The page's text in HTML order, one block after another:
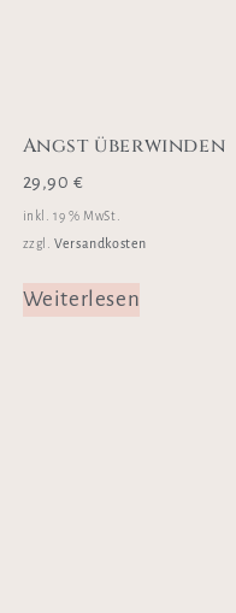
Angst überwinden
29,90€
inkl. 19 % MwSt.
zzgl.Versandkosten
Weiterlesen